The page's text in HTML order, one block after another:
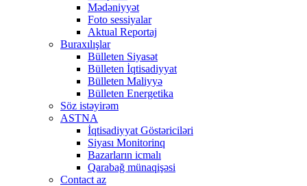
Mədəniyyət
Foto sessiyalar
Aktual Reportaj
Buraxılışlar
Bülleten Siyasət
Bülleten İqtisadiyyat
Bülleten Maliyyə
Bülleten Energetika
Söz istəyirəm
ASTNA
İqtisadiyyat Göstəriciləri
Siyası Monitorinq
Bazarların icmalı
Qarabağ münaqişəsi
Contact az